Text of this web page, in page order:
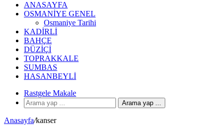
ANASAYFA
OSMANIYE GENEL
Osmaniye Tarihi
KADIRLI
BAHÇE
DÜZIÇI
TOPRAKKALE
SUMBAS
HASANBEYLI
Rastgele Makale
Arama yap ...
Anasayfa/kanser